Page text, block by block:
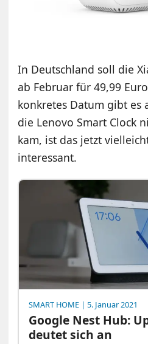
In Deutschland soll die
ab Februar für 49,99
konkretes Datum gibt es
die Lenovo Smart Clock
kam, ist das jetzt
interessant.
SMART HOME | 5. Januar 2021
Google Nest Hub:
deutet sich an